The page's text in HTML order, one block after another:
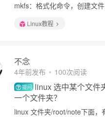
mkfs：格式化命令，创建文
Linux教程
不念
4年前发布 100次阅读
提问 linux 选中某个文件
一个文件夹？
linux 文件夹/root/note下面